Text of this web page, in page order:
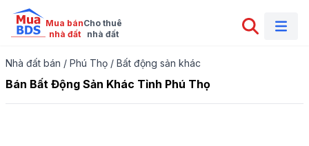
Mua bán
nhà đất
Cho thuê
nhà đất
Nhà đất bán / Phú Thọ / Bất động sản khác
Bán Bất Động Sản Khác Tỉnh Phú Thọ